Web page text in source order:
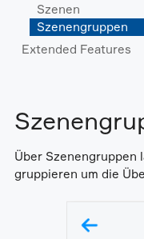
Szenen
Szenengruppen
Extended Features
Über Szenengruppen
gruppieren um die